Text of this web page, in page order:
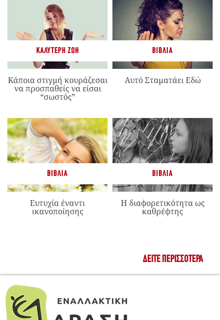
ΚΑΛΎΤΕΡΗ ΖΩΉ
Κάποια στιγμή κουράζεσαι
να προσπαθείς να είσαι
“σωστός”
ΒΙΒΛΊΑ
Αυτό Σταματάει Εδώ
ΒΙΒΛΊΑ
Ευτυχία έναντι
ικανοποίησης
ΒΙΒΛΊΑ
Η διαφορετικότητα ως
καθρέφτης
ΔΕΊΤΕ ΠΕΡΙΣΣΌΤΕΡΑ